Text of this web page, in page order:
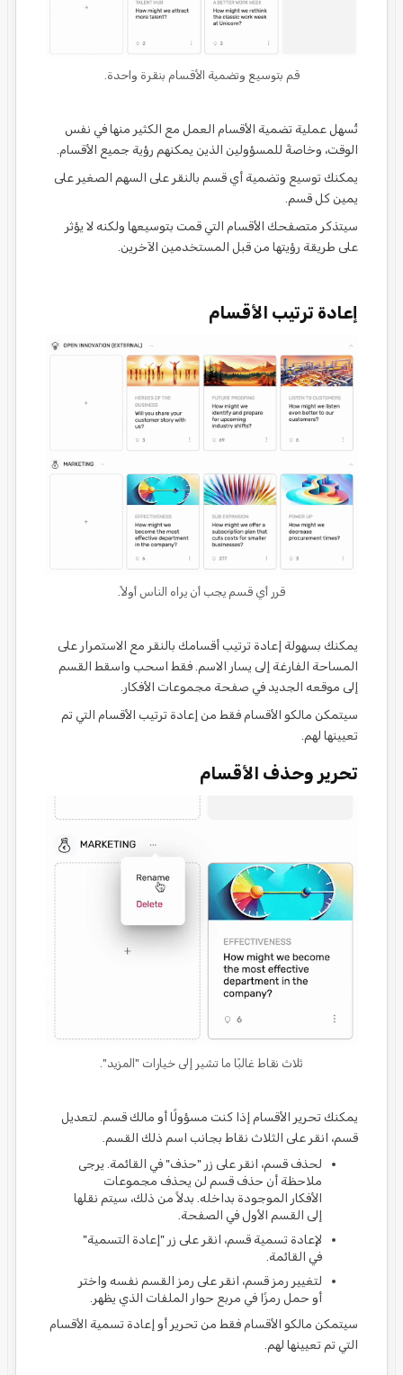
قم بتوسيع وتضمية الأقسام بنقرة واحدة.
تُسهل عملية تضمية الأقسام العمل مع الكثير منها في نفس
الوقت، وخاصةً للمسؤولين الذين يمكنهم رؤية جميع الأقسام.
يمكنك توسيع وتضمية أي قسم بالنقر على السهم الصغير على
يمين كل قسم.
سيتذكر متصفحك الأقسام التي قمت بتوسيعها ولكنه لا يؤثر
على طريقة رؤيتها من قبل المستخدمين الآخرين.
إعادة ترتيب الأقسام
قرر أي قسم يجب أن يراه الناس أولاً.
يمكنك بسهولة إعادة ترتيب أقسامك بالنقر مع الاستمرار على
المساحة الفارغة إلى يسار الاسم. فقط اسحب واسقط القسم
إلى موقعه الجديد في صفحة مجموعات الأفكار.
سيتمكن مالكو الأقسام فقط من إعادة ترتيب الأقسام التي تم
تعيينها لهم.
تحرير وحذف الأقسام
ثلاث نقاط غالبًا ما تشير إلى خيارات "المزيد".
يمكنك تحرير الأقسام إذا كنت مسؤولًا أو مالك قسم. لتعديل
قسم، انقر على الثلاث نقاط بجانب اسم ذلك القسم.
لحذف قسم، انقر على زر "حذف" في القائمة. يرجى
ملاحظة أن حذف قسم لن يحذف مجموعات
الأفكار الموجودة بداخله. بدلاً من ذلك، سيتم نقلها
إلى القسم الأول في الصفحة.
لإعادة تسمية قسم، انقر على زر "إعادة التسمية"
في القائمة.
لتغيير رمز قسم، انقر على رمز القسم نفسه واختر
أو حمل رمزًا في مربع حوار الملفات الذي يظهر.
سيتمكن مالكو الأقسام فقط من تحرير أو إعادة تسمية الأقسام
التي تم تعيينها لهم.